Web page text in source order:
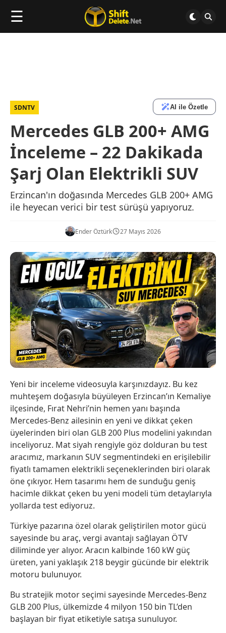
☰
SDNTV AI ile Özetle
Mercedes GLB 200+ AMG
İnceleme – 22 Dakikada
Şarj Olan Elektrikli SUV
Erzincan'ın doğasında Mercedes GLB 200+ AMG
ile heyecan verici bir test sürüşü yapıyoruz.
Ender Öztürk 27 Mayıs 2026
Yeni bir inceleme videosuyla karşınızdayız. Bu kez
muhteşem doğasıyla büyüleyen Erzincan’ın Kemaliye
ilçesinde, Fırat Nehri’nin hemen yanı başında
Mercedes-Benz ailesinin en yeni ve dikkat çeken
üyelerinden biri olan GLB 200 Plus modelini yakından
inceliyoruz. Mat siyah rengiyle göz dolduran bu test
aracımız, markanın SUV segmentindeki en erişilebilir
fiyatlı tamamen elektrikli seçeneklerinden biri olarak
öne çıkıyor. Hem tasarımı hem de sunduğu geniş
hacimle dikkat çeken bu yeni modeli tüm detaylarıyla
yollarda test ediyoruz.
Türkiye pazarına özel olarak geliştirilen motor gücü
sayesinde bu araç, vergi avantajı sağlayan ÖTV
diliminde yer alıyor. Aracın kalbinde 160 kW güç
üreten, yani yaklaşık 218 beygir gücünde bir elektrik
motoru bulunuyor.
Bu stratejik motor seçimi sayesinde Mercedes-Benz
GLB 200 Plus, ülkemizde 4 milyon 150 bin TL’den
başlayan bir fiyat etiketiyle satışa sunuluyor.